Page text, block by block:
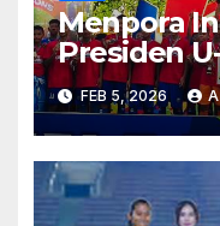
Menpora
Presiden
Terus
FEB 5, 2026